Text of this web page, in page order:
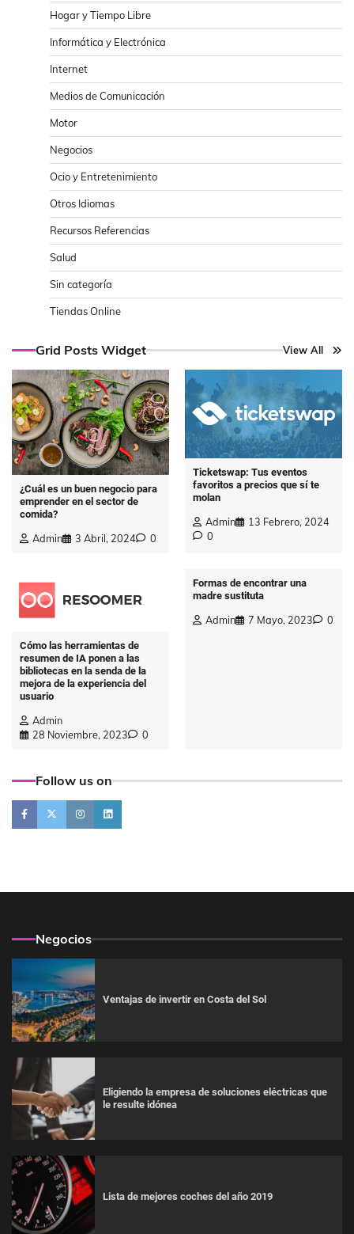
Hogar y Tiempo Libre
Informática y Electrónica
Internet
Medios de Comunicación
Motor
Negocios
Ocio y Entretenimiento
Otros Idiomas
Recursos Referencias
Salud
Sin categoría
Tiendas Online
Grid Posts Widget View All
¿Cuál es un buen negocio para
emprender en el sector de
comida?
Admin 3 Abril, 2024 0
Ticketswap: Tus eventos
favoritos a precios que sí te
molan
Admin
13 Febrero, 2024
0
Cómo las herramientas de
resumen de IA ponen a las
bibliotecas en la senda de la
mejora de la experiencia del
usuario
Admin
28 Noviembre, 2023
0
Formas de encontrar una
madre sustituta
Admin 7 Mayo, 2023 0
Follow us on
Negocios
Ventajas de invertir en Costa del Sol
Eligiendo la empresa de soluciones eléctricas que
le resulte idónea
Lista de mejores coches del año 2019